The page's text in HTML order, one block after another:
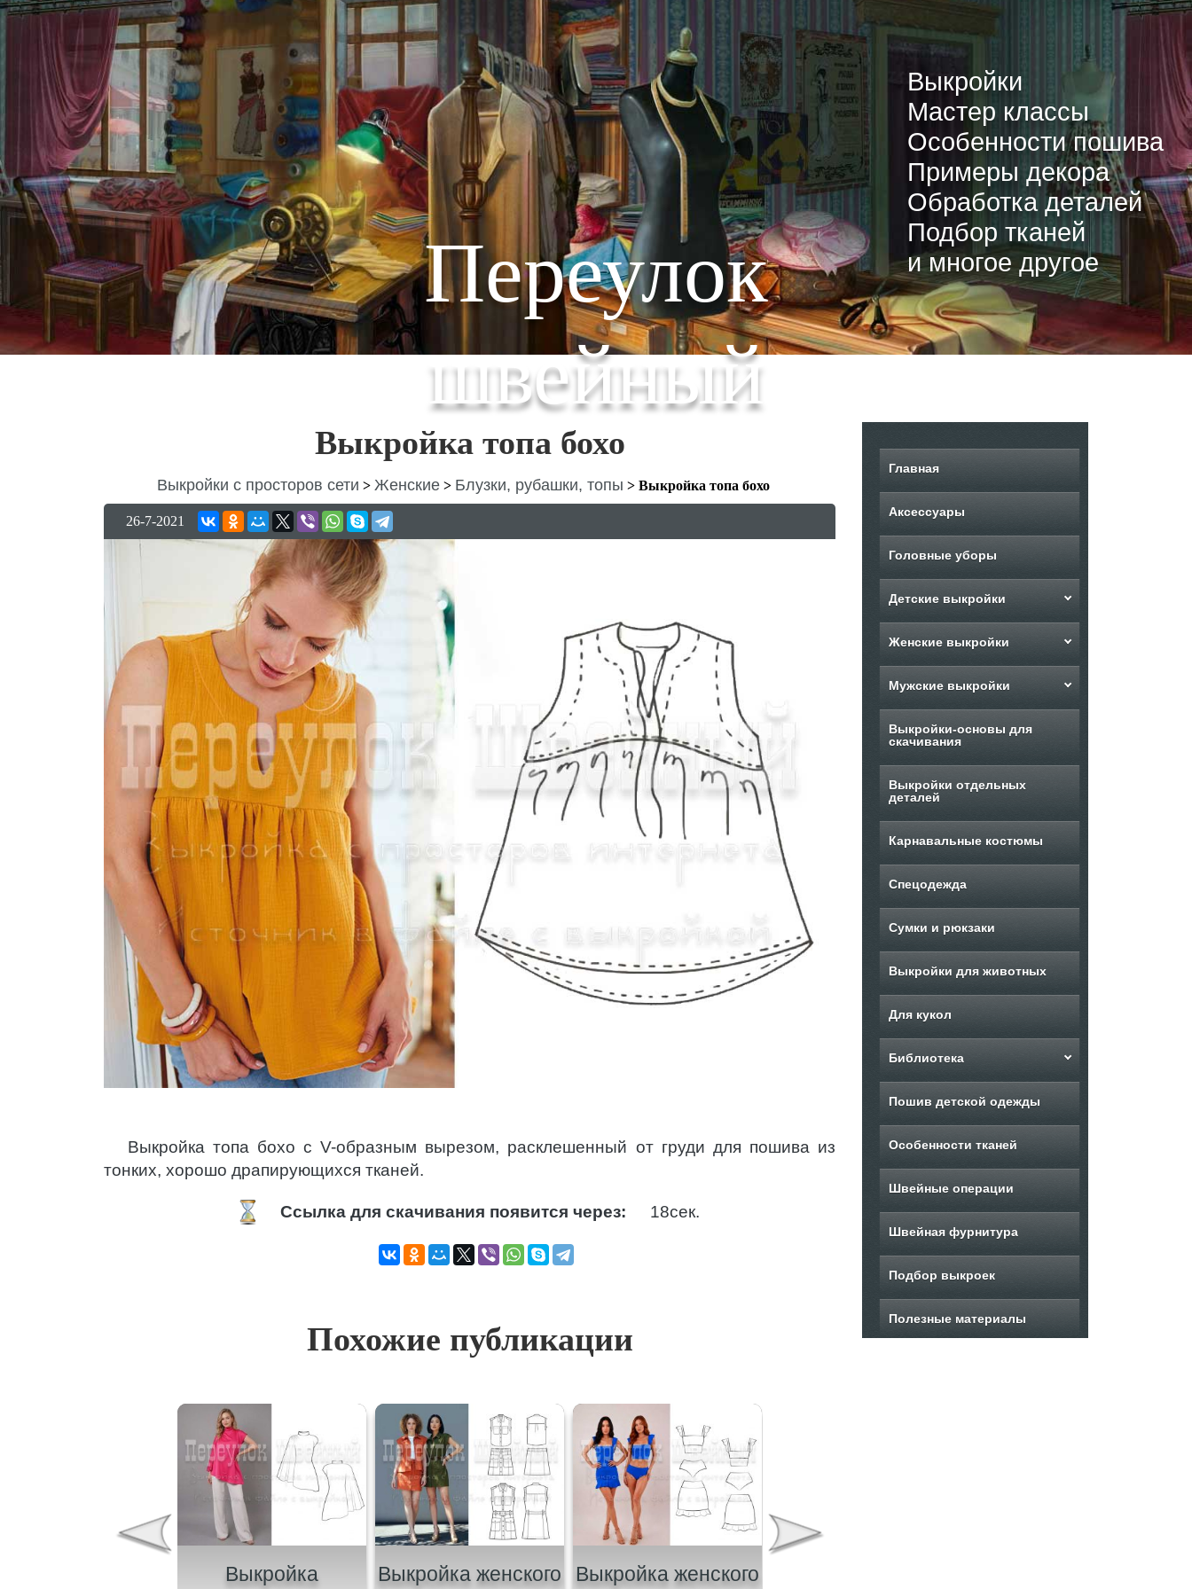
Переулок
швейный
Выкройки
Мастер классы
Особенности пошива
Примеры декора
Обработка деталей
Подбор тканей
и многое другое
Выкройка топа бохо
Выкройки с просторов сети > Женские > Блузки, рубашки, топы > Выкройка топа бохо
26-7-2021
Выкройка топа бохо с V-образным вырезом, расклешенный от груди для пошива из
тонких, хорошо драпирующихся тканей.
Ссылка для скачивания появится через: 17сек.
Похожие публикации
Выкройка
Выкройка женского
Выкройка женского
Главная
Аксессуары
Головные уборы
Детские выкройки
Женские выкройки
Мужские выкройки
Выкройки-основы для
скачивания
Выкройки отдельных
деталей
Карнавальные костюмы
Спецодежда
Сумки и рюкзаки
Выкройки для животных
Для кукол
Библиотека
Пошив детской одежды
Особенности тканей
Швейные операции
Швейная фурнитура
Подбор выкроек
Полезные материалы